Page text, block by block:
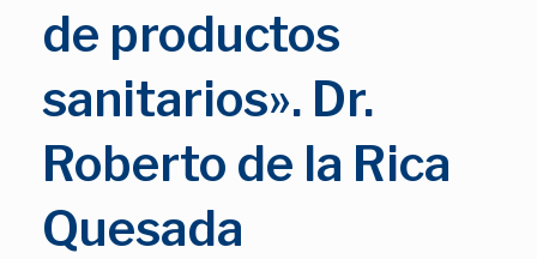
de productos
sanitarios». Dr.
Roberto de la Rica
Quesada